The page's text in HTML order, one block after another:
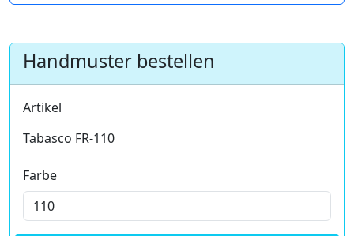
Handmuster bestellen
Artikel
Tabasco FR-110
Farbe